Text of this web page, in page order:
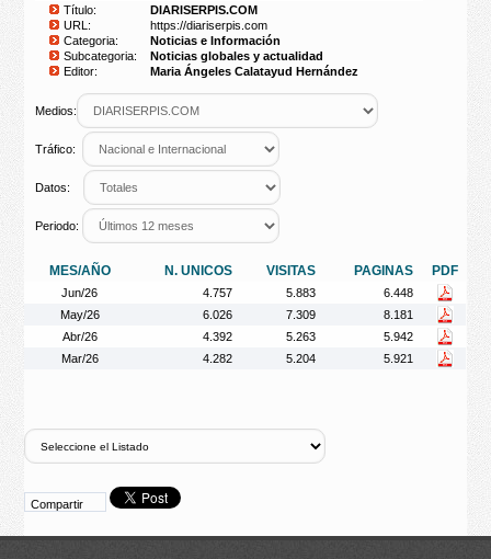
Título:
DIARISERPIS.COM
URL:
https://diariserpis.com
Categoria:
Noticias e Información
Subcategoria:
Noticias globales y actualidad
Editor:
Maria Ángeles Calatayud Hernández
Medios:
Tráfico:
Datos:
Periodo:
MES/AÑO N. UNICOS VISITAS PAGINAS PDF
Jun/26 4.757 5.883
6.448
May/26
6.026 7.309
8.181
Abr/26
4.392 5.263
5.942
Mar/26
4.282 5.204 5.921
Compartir